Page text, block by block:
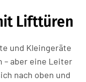
Lifttüren
und Kleingeräte
– aber eine Leiter
nach oben und